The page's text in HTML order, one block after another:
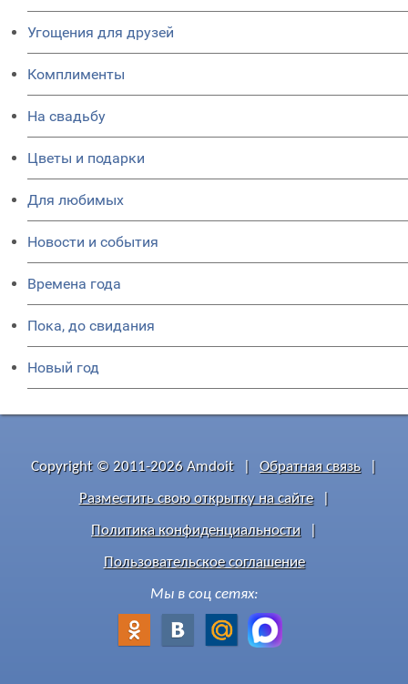
Угощения для друзей
Комплименты
На свадьбу
Цветы и подарки
Для любимых
Новости и события
Времена года
Пока, до свидания
Новый год
Copyright © 2011-2026 Amdoit Обратная связь
Разместить свою открытку на сайте
Политика конфиденциальности
Пользовательское соглашение
Мы в соц сетях: